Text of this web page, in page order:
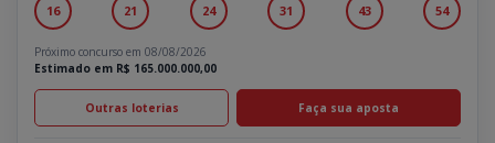
16 21 24 31 43 54
Próximo concurso em 08/08/2026
Estimado em R$ 165.000.000,00
Outras loterias Faça sua aposta